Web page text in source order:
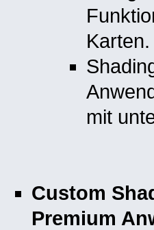
Karten.
mit
Custom
Premium